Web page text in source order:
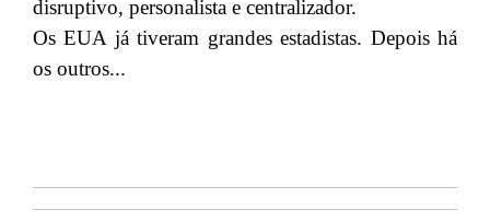
disruptivo, personalista e centralizador.
Os EUA já tiveram grandes estadistas. Depois há
os outros...